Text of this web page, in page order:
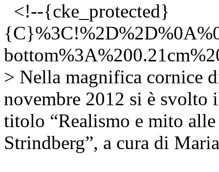
<!--{cke_protected}
> Nella magnifica cornice
novembre 2012 si è svolto
titolo “Realismo e mito
Strindberg”, a cura di